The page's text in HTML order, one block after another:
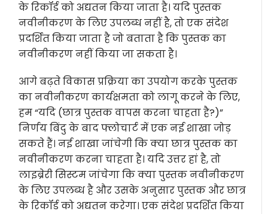
के रिकॉर्ड को अद्यतन किया जाता है। यदि पुस्तक
नवीनीकरण के लिए उपलब्ध नहीं है, तो एक संदेश
प्रदर्शित किया जाता है जो बताता है कि पुस्तक का
नवीनीकरण नहीं किया जा सकता है।
आगे बढ़ते विकास प्रक्रिया का उपयोग करके पुस्तक
का नवीनीकरण कार्यक्षमता को लागू करने के लिए,
हम “यदि (छात्र पुस्तक वापस करना चाहता है?)”
निर्णय बिंदु के बाद फ्लोचार्ट में एक नई शाखा जोड़
सकते हैं। नई शाखा जांचेगी कि क्या छात्र पुस्तक का
नवीनीकरण करना चाहता है। यदि उत्तर हां है, तो
लाइब्रेरी सिस्टम जांचेगा कि क्या पुस्तक नवीनीकरण
के लिए उपलब्ध है और उसके अनुसार पुस्तक और छात्र
के रिकॉर्ड को अद्यतन करेगा। एक संदेश प्रदर्शित किया